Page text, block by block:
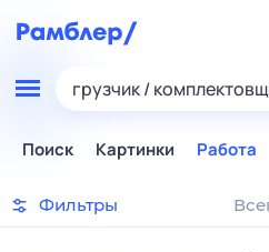
грузчик /
Поиск Картинки Работа
Фильтры